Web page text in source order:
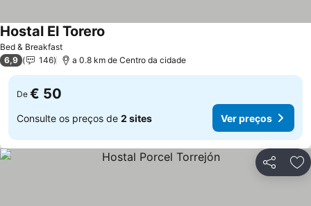
Bed & Breakfast
Hostal El Torero
6,9 146 a 0.8 km de Centro da cidade
De € 50
Consulte os preços de 2 sites Ver preços
Partilhar